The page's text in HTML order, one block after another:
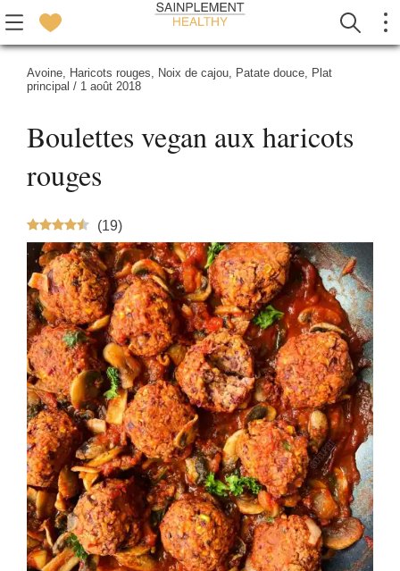
Avoine, Haricots rouges, Noix de cajou, Patate douce, Plat
principal / 1 août 2018
Boulettes vegan aux haricots
rouges
(19)